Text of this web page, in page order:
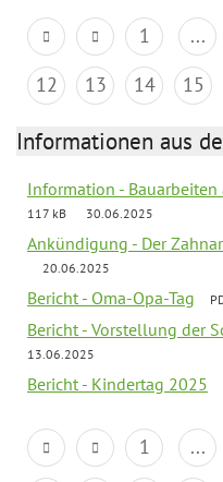
1 ...
12
13 14 15
Informationen aus
Information -
117 kB
30.06.2025
Ankündigung - Der
20.06.2025
Bericht - Oma-Opa-Tag
Bericht - Vorstellung der
13.06.2025
Bericht - Kindertag 2025
1 ...